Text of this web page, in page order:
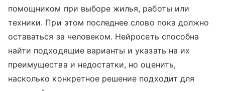
помощником при выборе жилья, работы или
техники. При этом последнее слово пока должно
оставаться за человеком. Нейросеть способна
найти подходящие варианты и указать на их
преимущества и недостатки, но оценить,
насколько конкретное решение подходит для